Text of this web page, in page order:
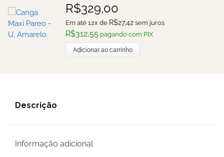
R$329,00
Em até 12x de R$27,42 sem juros
R$312,55 pagando com PIX
Adicionar ao carrinho
Descrição
Informação adicional